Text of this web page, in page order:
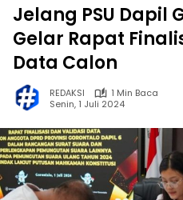
Jelang PSU Dapil
Gelar Rapat
Data Calon
REDAKSI
1 Min Baca
Senin, 1 Juli 2024